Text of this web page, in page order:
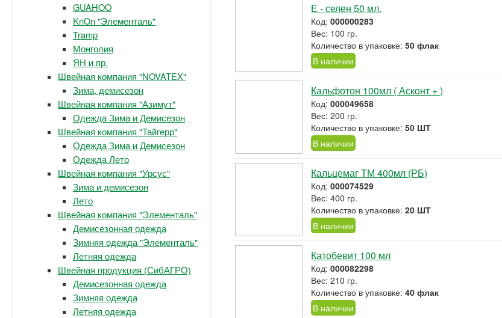
GUAHOO
KriOn "Элементаль"
Tramp
Монголия
ЯН и пр.
Швейная компания "NOVATEX"
Зима, демисезон
Швейная компания "Азимут"
Одежда Зима и Демисезон
Швейная компания "Тайгерр"
Одежда Зима и Демисезон
Одежда Лето
Швейная компания "Урсус"
Зима и демисезон
Лето
Швейная компания "Элементаль"
Демисезонная одежда
Зимняя одежда "Элементаль"
Летняя одежда
Швейная продукция (СибАГРО)
Демисезонная одежда
Зимняя одежда
Летняя одежда
Е - селен 50 мл.
Код:000000283
Вес: 100 гр.
Количество в упаковке:50 флак
В наличии
Кальфотон 100мл ( Асконт + )
Код:000049658
Вес: 200 гр.
Количество в упаковке:50 ШТ
В наличии
Кальцемаг ТМ 400мл (РБ)
Код:000074529
Вес: 400 гр.
Количество в упаковке:20 ШТ
В наличии
Катобевит 100 мл
Код:000082298
Вес: 210 гр.
Количество в упаковке:40 флак
В наличии